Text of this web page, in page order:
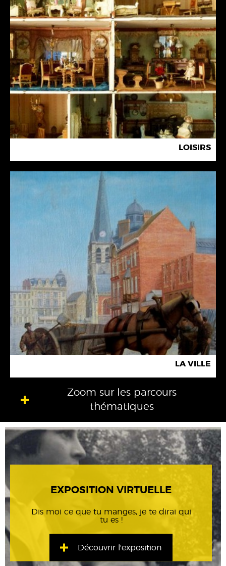
LOISIRS
LA VILLE
Zoom sur les parcours
thématiques
EXPOSITION VIRTUELLE
Dis moi ce que tu manges, je te dirai qui
tu es !
Découvrir l'exposition